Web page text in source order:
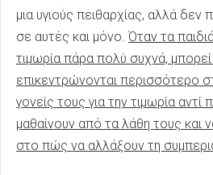
μια υγιούς πειθαρχίας, αλλά δεν
σε αυτές και μόνο. Όταν τα
τιμωρία πάρα πολύ συχνά,
επικεντρώνονται περισσότερο
γονείς τους για την τιμωρία αντί
μαθαίνουν από τα λάθη τους και
στο πώς να αλλάξουν τη